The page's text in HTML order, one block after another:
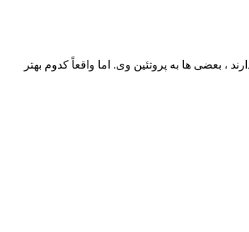
، بعضی‌ ها به پروتئین وی. اما واقعاً کدوم بهتر